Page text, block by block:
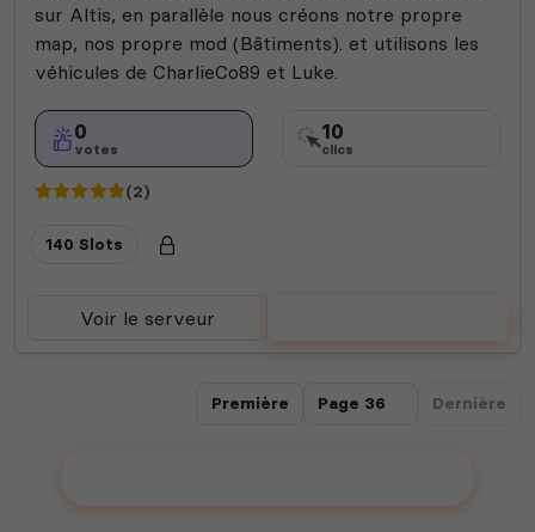
sur Altis, en parallèle nous créons notre propre
map, nos propre mod (Bâtiments). et utilisons les
véhicules de CharlieCo89 et Luke.
0
votes
10
clics
(2)
140 Slots
Voir le serveur
Première Dernière